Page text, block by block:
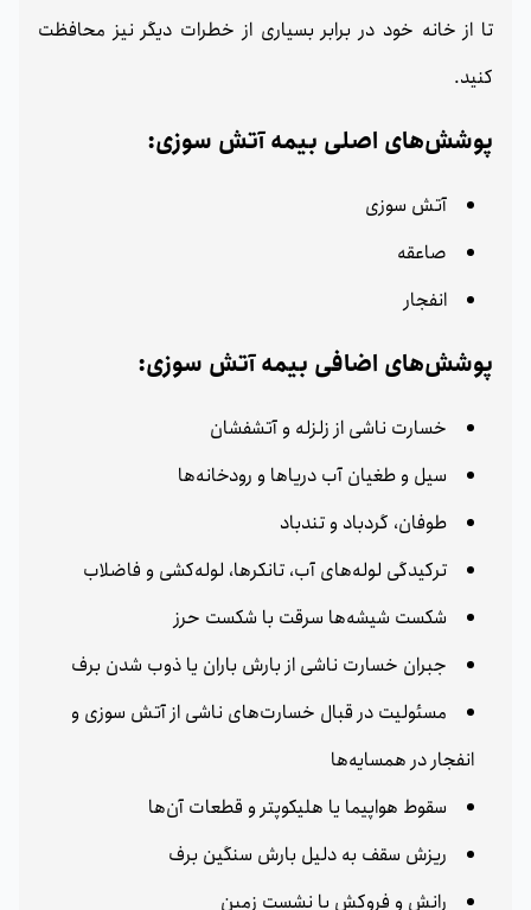
تا از خانه خود در برابر بسیاری از خطرات دیگر نیز محافظت
کنید.
پوشش‌های اصلی بیمه آتش‌ سوزی:
آتش‌ سوزی
صاعقه
انفجار
پوشش‌های اضافی بیمه آتش‌ سوزی:
خسارت ناشی از زلزله و آتشفشان
سیل و طغیان آب دریاها و رودخانه‌ها
طوفان، گردباد و تندباد
ترکیدگی لوله‌های آب، تانکرها، لوله‌کشی و فاضلاب
شکست شیشه‌ها سرقت با شکست حرز
جبران خسارت ناشی از بارش باران یا ذوب شدن برف
مسئولیت در قبال خسارت‌های ناشی از آتش‌ سوزی و
انفجار در همسایه‌ها
سقوط هواپیما یا هلیکوپتر و قطعات آن‌ها
ریزش سقف به دلیل بارش سنگین برف
رانش و فروکش یا نشست زمین